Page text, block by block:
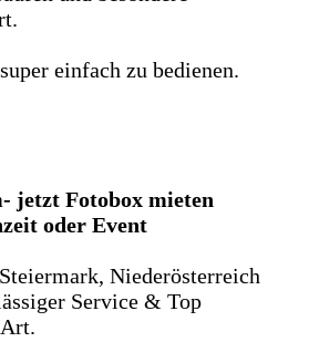
einfach zu bedienen.
jetzt Fotobox mieten
oder Event
Niederösterreich
Service & Top